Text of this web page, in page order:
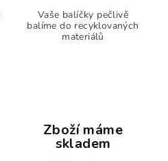
Vaše balíčky pečlivě
balíme do recyklovaných
materiálů
Zboží máme
skladem